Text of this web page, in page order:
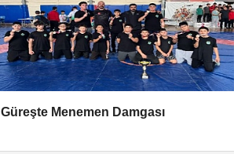
Güreşte Menemen Damgası